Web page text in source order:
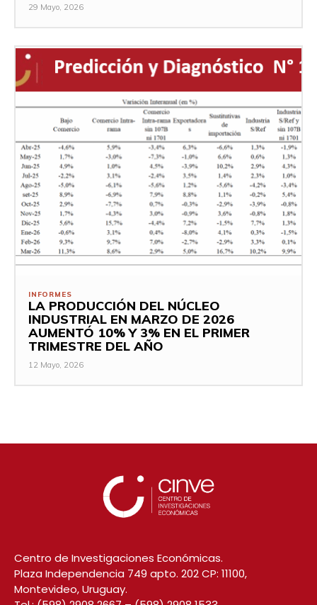
29 Mayo, 2026
INFORMES
LA PRODUCCIÓN DEL NÚCLEO
INDUSTRIAL EN MARZO DE 2026
AUMENTÓ 10% Y 3% EN EL PRIMER
TRIMESTRE DEL AÑO
12 Mayo, 2026
Centro de Investigaciones Económicas.
Plaza Independencia 749 apto. 202 CP: 11100,
Montevideo, Uruguay.